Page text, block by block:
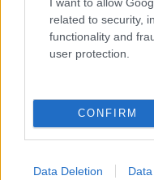
related to security,
functionality and
user protection.
CONFIRM
Data Deletion